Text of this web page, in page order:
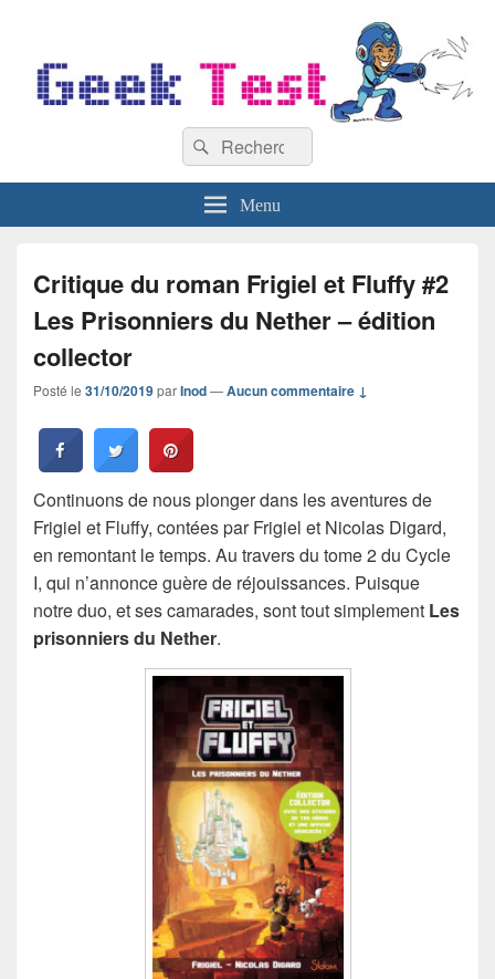
Recherche :
Rechercher
Menu
Critique du roman Frigiel et Fluffy #2
Les Prisonniers du Nether – édition
collector
Posté le 31/10/2019parInod—Aucun commentaire ↓
Continuons de nous plonger dans les aventures de
Frigiel et Fluffy, contées par Frigiel et Nicolas Digard,
en remontant le temps. Au travers du tome 2 du Cycle
I, qui n’annonce guère de réjouissances. Puisque
notre duo, et ses camarades, sont tout simplement Les
prisonniers du Nether.